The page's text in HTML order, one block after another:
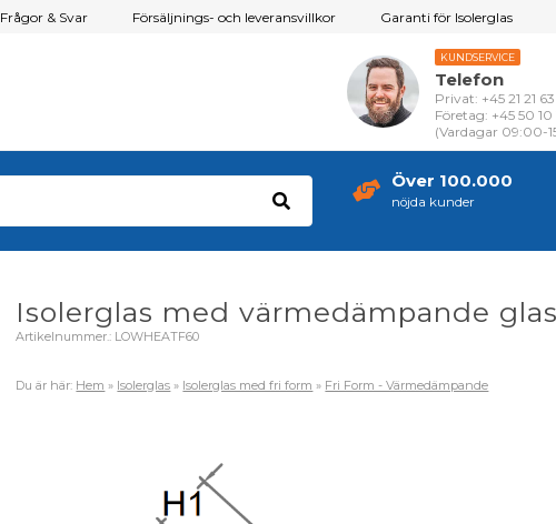
Frågor & Svar Försäljnings- och leveransvillkor Garanti för Isolerglas
KUNDSERVICE
Telefon
Privat: +45 21 21
Företag: +45 50 10
(Vardagar 09:00-
Över 100.000
nöjda kunder
Isolerglas med värmedämpande
Artikelnummer.: LOWHEATF60
Du är här: Hem » Isolerglas » Isolerglas med fri form » Fri Form - Värmedämpande